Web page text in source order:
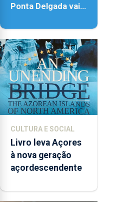
Ponta Delgada vai
instrumentos
CULTURA E SOCIAL
Livro leva Açores
à nova geração
açordescendente